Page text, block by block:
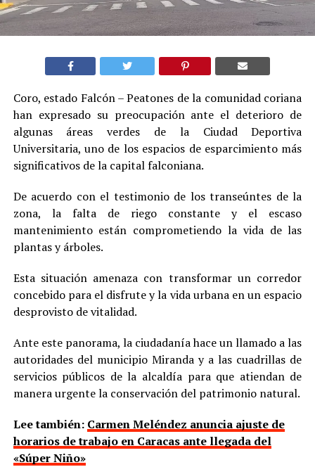
Coro, estado Falcón – Peatones de la comunidad coriana
han expresado su preocupación ante el deterioro de
algunas áreas verdes de la Ciudad Deportiva
Universitaria, uno de los espacios de esparcimiento más
significativos de la capital falconiana.
De acuerdo con el testimonio de los transeúntes de la
zona, la falta de riego constante y el escaso
mantenimiento están comprometiendo la vida de las
plantas y árboles.
Esta situación amenaza con transformar un corredor
concebido para el disfrute y la vida urbana en un espacio
desprovisto de vitalidad.
Ante este panorama, la ciudadanía hace un llamado a las
autoridades del municipio Miranda y a las cuadrillas de
servicios públicos de la alcaldía para que atiendan de
manera urgente la conservación del patrimonio natural.
Lee también: Carmen Meléndez anuncia ajuste de
horarios de trabajo en Caracas ante llegada del
«Súper Niño»